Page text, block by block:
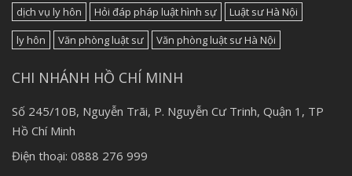
dịch vụ ly hôn Hỏi đáp pháp luật hình sự
Luật sư Hà Nội
ly hôn
Văn phòng luật sư Văn phòng luật sư Hà Nội
CHI NHÁNH HỒ CHÍ MINH
Số 245/10B, Nguyễn Trãi, P. Nguyễn Cư Trinh, Quận 1, TP
Hồ Chí Minh
Điện thoại: 0888 276 999